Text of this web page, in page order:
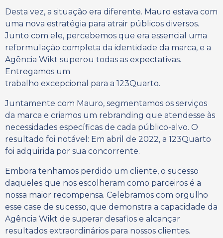
Desta vez, a situação era diferente. Mauro estava com
uma nova estratégia para atrair públicos diversos.
Junto com ele, percebemos que era essencial uma
reformulação completa da identidade da marca, e a
Agência Wikt superou todas as expectativas.
Entregamos um
trabalho excepcional para a 123Quarto.
Juntamente com Mauro, segmentamos os serviços
da marca e criamos um rebranding que atendesse às
necessidades específicas de cada público-alvo. O
resultado foi notável: Em abril de 2022, a 123Quarto
foi adquirida por sua concorrente.
Embora tenhamos perdido um cliente, o sucesso
daqueles que nos escolheram como parceiros é a
nossa maior recompensa. Celebramos com orgulho
esse case de sucesso, que demonstra a capacidade da
Agência Wikt de superar desafios e alcançar
resultados extraordinários para nossos clientes.